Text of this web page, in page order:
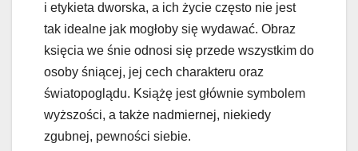
i etykieta dworska, a ich życie często nie jest
tak idealne jak mogłoby się wydawać. Obraz
księcia we śnie odnosi się przede wszystkim do
osoby śniącej, jej cech charakteru oraz
światopoglądu. Książę jest głównie symbolem
wyższości, a także nadmiernej, niekiedy
zgubnej, pewności siebie.